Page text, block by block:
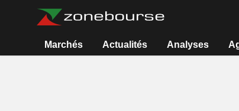
Marchés Actualités Analyses